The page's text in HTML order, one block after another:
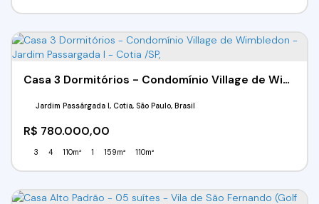
Casa 3 Dormitórios - Condomínio Village de Wimbledon - Jardim Passargada I - Cotia /SP,
R$ 780.000,00
Jardim Passárgada I, Cotia, São Paulo, Brasil
3 4 110m² 1 159m² 110m²